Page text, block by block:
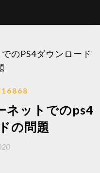
のPS4ダウンロード
ネットでのps4
の問題